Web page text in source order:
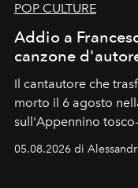
POP CULTURE
Addio a
canzone
Il cantautore che
morto il 6 agosto
sull'Appennino
05.08.2026 di